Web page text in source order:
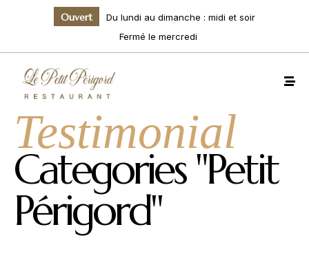
Ouvert
Du lundi au dimanche : midi et soir
Fermé le mercredi
Testimonial
Categories "Petit
Périgord"